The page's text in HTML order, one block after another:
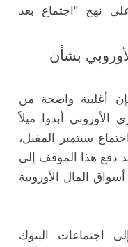
نهج "اجتماع بعد
بشأن
أغلبية واضحة من
الأوروبي أبدوا ميلاً
سبتمبر المقبل،
دفع هذا الموقف إلى
المال الأوروبية
اجتماعات البنوك